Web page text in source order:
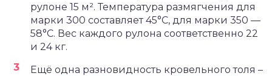
рулоне 15 м². Температура размягчения для
марки 300 составляет 45°С, для марки 350 —
58°С. Вес каждого рулона соответственно 22
и 24 кг.
Ещё одна разновидность кровельного толя –